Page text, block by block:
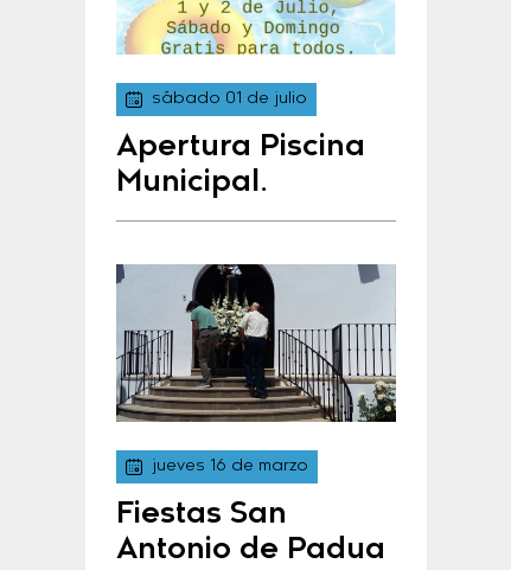
sábado 01 de julio
Apertura Piscina
Municipal.
jueves 16 de marzo
Fiestas San
Antonio de Padua